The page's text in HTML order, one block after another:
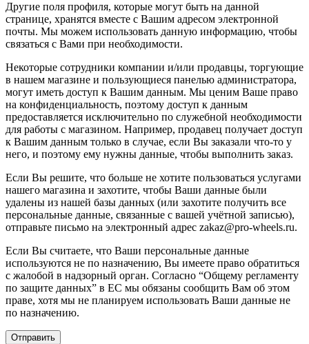
Другие поля профиля, которые могут быть на данной
странице, хранятся вместе с Вашим адресом электронной
почты. Мы можем использовать данную информацию, чтобы
связаться с Вами при необходимости.
Некоторые сотрудники компании и/или продавцы, торгующие
в нашем магазине и пользующиеся панелью администратора,
могут иметь доступ к Вашим данным. Мы ценим Ваше право
на конфиденциальность, поэтому доступ к данным
предоставляется исключительно по служебной необходимости
для работы с магазином. Например, продавец получает доступ
к Вашим данным только в случае, если Вы заказали что-то у
него, и поэтому ему нужны данные, чтобы выполнить заказ.
Если Вы решите, что больше не хотите пользоваться услугами
нашего магазина и захотите, чтобы Ваши данные были
удалены из нашей базы данных (или захотите получить все
персональные данные, связанные с вашей учётной записью),
отправьте письмо на электронный адрес zakaz@pro-wheels.ru.
Если Вы считаете, что Ваши персональные данные
используются не по назначению, Вы имеете право обратиться
с жалобой в надзорный орган. Согласно “Общему регламенту
по защите данных” в ЕС мы обязаны сообщить Вам об этом
праве, хотя мы не планируем использовать Ваши данные не
по назначению.
Отправить